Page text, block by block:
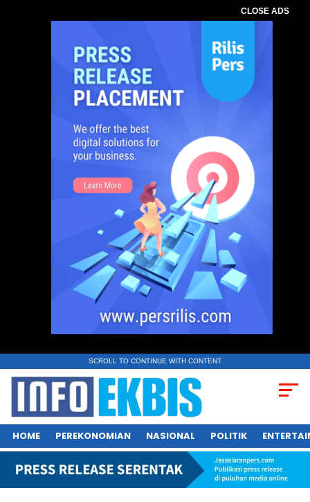
CLOSE ADS
SCROLL TO CONTINUE WITH CONTENT
HOME PEREKONOMIAN NASIONAL POLITIK